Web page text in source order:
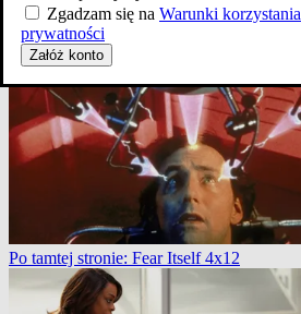
Dom 2
Po tamtej stronie: Fear Itself 4x12
Zgadzam się na Warunki korzystania
prywatności
Załóż konto